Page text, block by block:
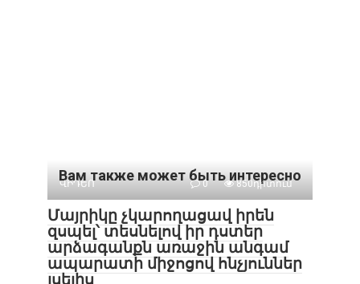
Вам также может быть интересно
ՎԻԴԵՈ 0 850դիտում
Մայրիկը չկարողացավ իրեն
զսպել՝ տեսնելով իր դստեր
արձագանքն առաջին անգամ
ապարատի միջոցով հնչյուններ
լսելիս